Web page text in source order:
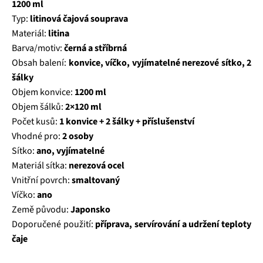
1200 ml
Typ: litinová čajová souprava
Materiál: litina
Barva/motiv:černá a stříbrná
Obsah balení: konvice, víčko, vyjímatelné nerezové sítko, 2
šálky
Objem konvice: 1200 ml
Objem šálků:2×120 ml
Počet kusů: 1 konvice + 2 šálky + příslušenství
Vhodné pro:2 osoby
Sítko:ano, vyjímatelné
Materiál sítka: nerezová ocel
Vnitřní povrch:smaltovaný
Víčko:ano
Země původu:Japonsko
Doporučené použití: příprava, servírování a udržení teploty
čaje